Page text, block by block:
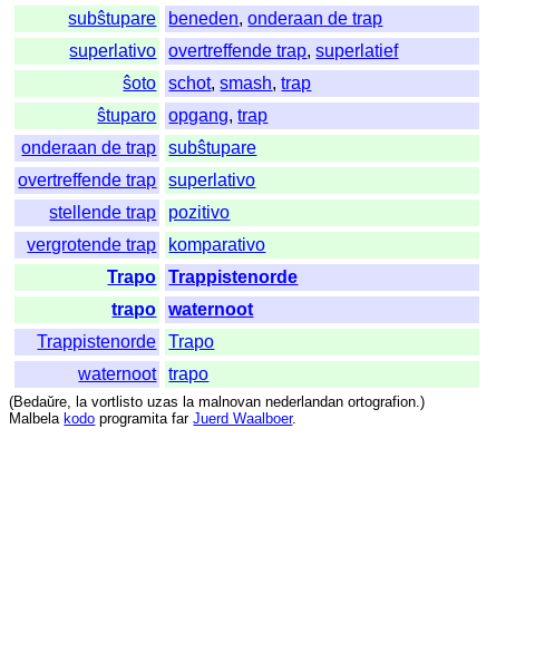
subŝtupare
beneden,onderaan de trap
superlativo
overtreffende trap,superlatief
ŝoto
schot,smash,trap
ŝtuparo
opgang,trap
onderaan de trap
subŝtupare
overtreffende trap
superlativo
stellende trap
pozitivo
vergrotende trap
komparativo
Trapo
Trappistenorde
trapo
waternoot
Trappistenorde
Trapo
waternoot
trapo
(Bedaŭre, la vortlisto uzas la malnovan nederlandan ortografion.)
Malbela kodo programita far Juerd Waalboer.